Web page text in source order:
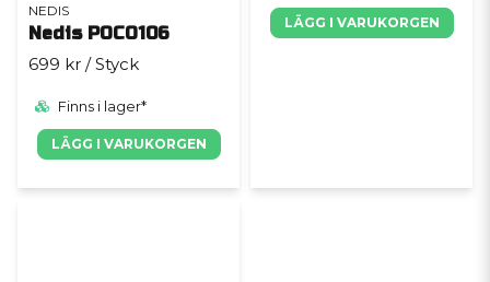
NEDIS
Nedis POCO106
699 kr / Styck
Finns i lager*
LÄGG I VARUKORGEN
LÄGG I VARUKORGEN